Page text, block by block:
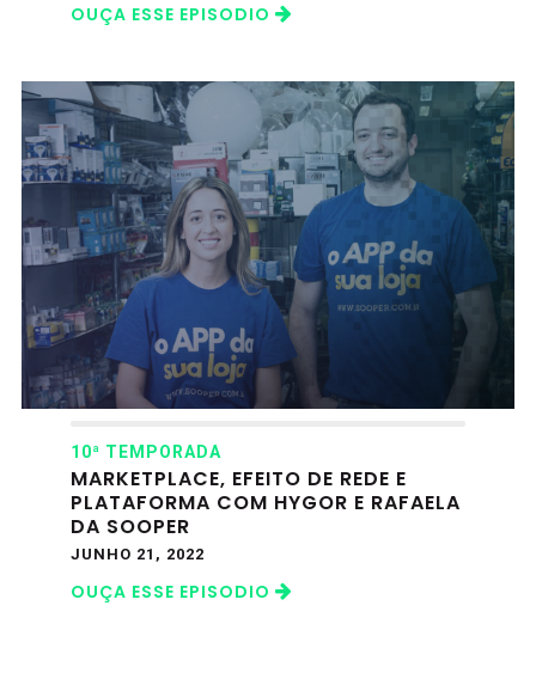
OUÇA ESSE EPISODIO
10ª TEMPORADA
MARKETPLACE, EFEITO DE REDE E
PLATAFORMA COM HYGOR E RAFAELA
DA SOOPER
JUNHO 21, 2022
OUÇA ESSE EPISODIO